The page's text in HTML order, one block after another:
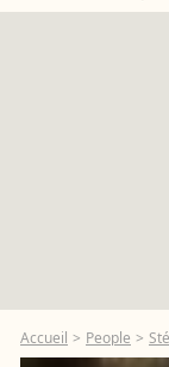
Accueil People